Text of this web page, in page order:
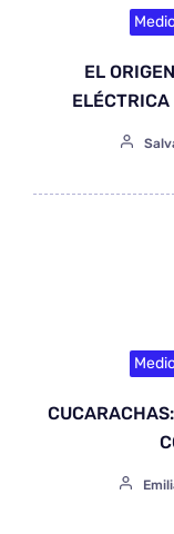
EL
ELÉCTRICA